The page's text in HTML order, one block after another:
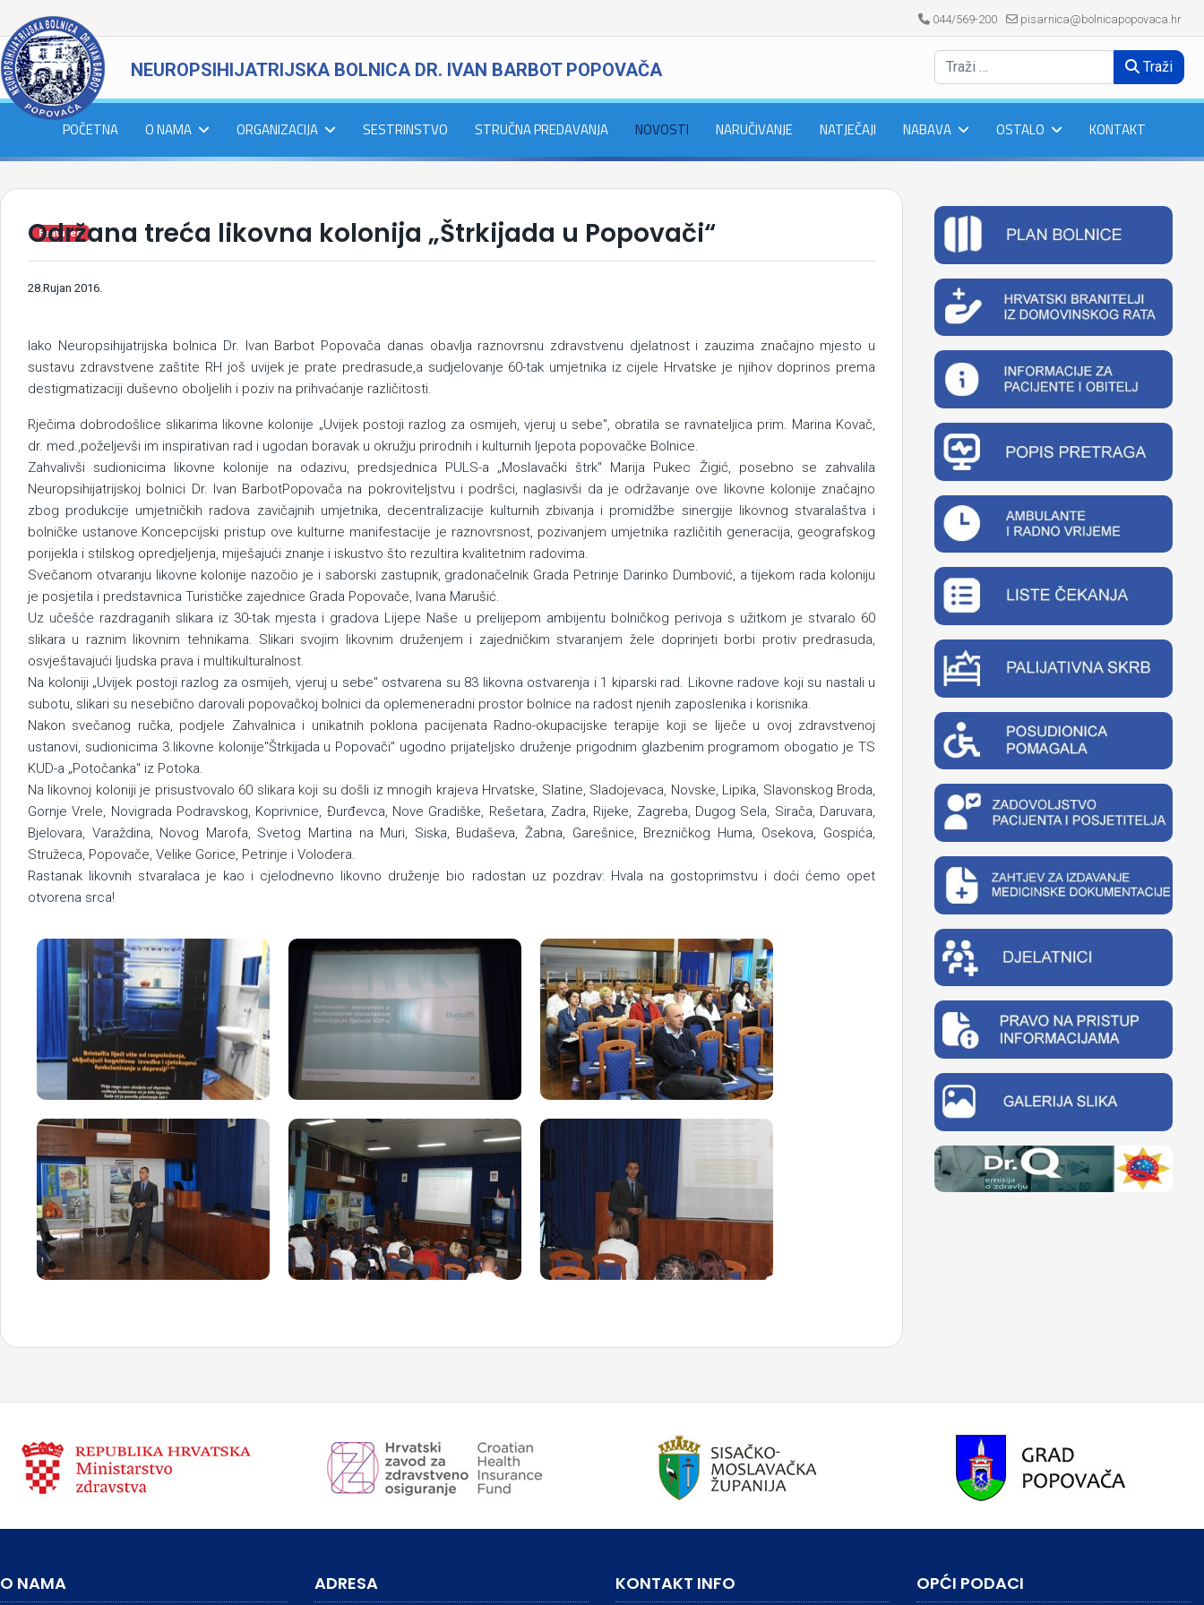
044/569-200 pisarnica@bolnicapopovaca.hr
NEUROPSIHIJATRIJSKA BOLNICA DR. IVAN BARBOT POPOVAČA Traži
POČETNA O NAMA ORGANIZACIJA SESTRINSTVO STRUČNA PREDAVANJA NOVOSTI NARUČIVANJE NATJEČAJI NABAVA OSTALO KONTAKT
Featured
Održana treća likovna kolonija „Štrkijada u Popovači“
28.Rujan 2016.
Iako Neuropsihijatrijska bolnica Dr. Ivan Barbot Popovača danas obavlja raznovrsnu zdravstvenu djelatnost i zauzima značajno mjesto u
sustavu zdravstvene zaštite RH još uvijek je prate predrasude,a sudjelovanje 60-tak umjetnika iz cijele Hrvatske je njihov doprinos prema
destigmatizaciji duševno oboljelih i poziv na prihvaćanje različitosti.
Rječima dobrodošlice slikarima likovne kolonije „Uvijek postoji razlog za osmijeh, vjeruj u sebe", obratila se ravnateljica prim. Marina Kovač,
dr. med.,poželjevši im inspirativan rad i ugodan boravak u okružju prirodnih i kulturnih ljepota popovačke Bolnice.
Zahvalivši sudionicima likovne kolonije na odazivu, predsjednica PULS-a „Moslavački štrk" Marija Pukec Žigić, posebno se zahvalila
Neuropsihijatrijskoj bolnici Dr. Ivan BarbotPopovača na pokroviteljstvu i podršci, naglasivši da je održavanje ove likovne kolonije značajno
zbog produkcije umjetničkih radova zavičajnih umjetnika, decentralizacije kulturnih zbivanja i promidžbe sinergije likovnog stvaralaštva i
bolničke ustanove.Koncepcijski pristup ove kulturne manifestacije je raznovrsnost, pozivanjem umjetnika različitih generacija, geografskog
porijekla i stilskog opredjeljenja, miješajući znanje i iskustvo što rezultira kvalitetnim radovima.
Svečanom otvaranju likovne kolonije nazočio je i saborski zastupnik, gradonačelnik Grada Petrinje Darinko Dumbović, a tijekom rada koloniju
je posjetila i predstavnica Turističke zajednice Grada Popovače, Ivana Marušić.
Uz učešće razdraganih slikara iz 30-tak mjesta i gradova Lijepe Naše u prelijepom ambijentu bolničkog perivoja s užitkom je stvaralo 60
slikara u raznim likovnim tehnikama. Slikari svojim likovnim druženjem i zajedničkim stvaranjem žele doprinjeti borbi protiv predrasuda,
osvještavajući ljudska prava i multikulturalnost.
Na koloniji „Uvijek postoji razlog za osmijeh, vjeruj u sebe" ostvarena su 83 likovna ostvarenja i 1 kiparski rad. Likovne radove koji su nastali u
subotu, slikari su nesebično darovali popovačkoj bolnici da oplemeneradni prostor bolnice na radost njenih zaposlenika i korisnika.
Nakon svečanog ručka, podjele Zahvalnica i unikatnih poklona pacijenata Radno-okupacijske terapije koji se liječe u ovoj zdravstvenoj
ustanovi, sudionicima 3.likovne kolonije"Štrkijada u Popovači" ugodno prijateljsko druženje prigodnim glazbenim programom obogatio je TS
KUD-a „Potočanka" iz Potoka.
Na likovnoj koloniji je prisustvovalo 60 slikara koji su došli iz mnogih krajeva Hrvatske, Slatine, Sladojevaca, Novske, Lipika, Slavonskog Broda,
Gornje Vrele, Novigrada Podravskog, Koprivnice, Đurđevca, Nove Gradiške, Rešetara, Zadra, Rijeke, Zagreba, Dugog Sela, Sirača, Daruvara,
Bjelovara, Varaždina, Novog Marofa, Svetog Martina na Muri, Siska, Budaševa, Žabna, Garešnice, Brezničkog Huma, Osekova, Gospića,
Stružeca, Popovače, Velike Gorice, Petrinje i Volodera.
Rastanak likovnih stvaralaca je kao i cjelodnevno likovno druženje bio radostan uz pozdrav: Hvala na gostoprimstvu i doći ćemo opet
otvorena srca!
O NAMA ADRESA KONTAKT INFO OPĆI PODACI